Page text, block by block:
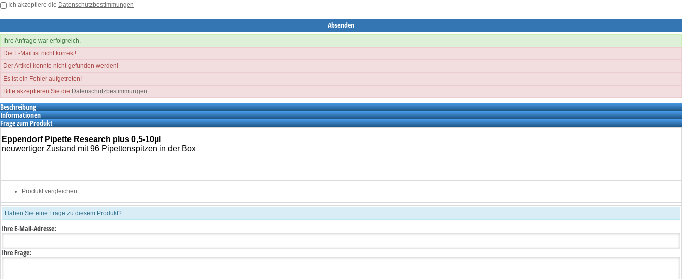
Ich akzeptiere die Datenschutzbestimmungen
Ihre Anfrage war erfolgreich.
Die E-Mail ist nicht korrekt!
Der Artikel konnte nicht gefunden werden!
Es ist ein Fehler aufgetreten!
Bitte akzeptieren Sie die Datenschutzbestimmungen
Beschreibung
Informationen
Frage zum Produkt
Eppendorf Pipette Research plus 0,5-10µl
neuwertiger Zustand mit 96 Pipettenspitzen in der Box
Produkt vergleichen
Haben Sie eine Frage zu diesem Produkt?
Ihre E-Mail-Adresse:
Ihre Frage: